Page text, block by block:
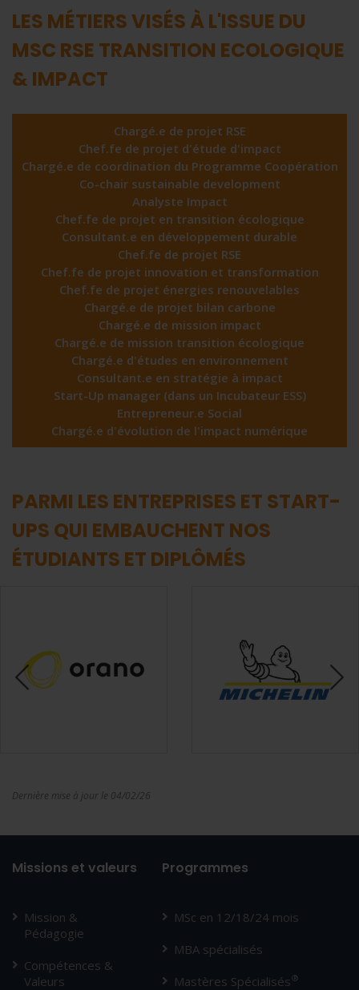
LES MÉTIERS VISÉS À L'ISSUE DU
MSC RSE TRANSITION ECOLOGIQUE
& IMPACT
Chargé.e de projet RSE
Chef.fe de projet d'étude d'impact
Chargé.e de coordination du Programme Coopération
Co-chair sustainable development
Analyste Impact
Chef.fe de projet en transition écologique
Consultant.e en développement durable
Chef.fe de projet RSE
Chef.fe de projet innovation et transformation
Chef.fe de projet énergies renouvelables
Chargé.e de projet bilan carbone
Chargé.e de mission impact
Chargé.e de mission transition écologique
Chargé.e d'études en environnement
Consultant.e en stratégie à impact
Start-Up manager (dans un Incubateur ESS)
Entrepreneur.e Social
Chargé.e d'évolution de l'impact numérique
PARMI LES ENTREPRISES ET START-
UPS QUI EMBAUCHENT NOS
ÉTUDIANTS ET DIPLÔMÉS
Dernière mise à jour le 04/02/26
Missions et valeurs
Mission &
Pédagogie
Compétences &
Valeurs
Programmes
MSc en 12/18/24 mois
MBA spécialisés
Mastères Spécialisés®